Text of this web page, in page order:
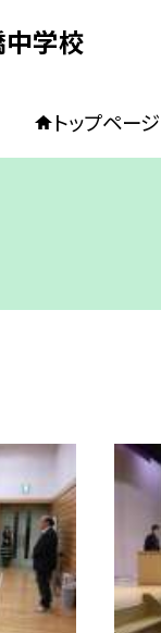
学校
トップページ